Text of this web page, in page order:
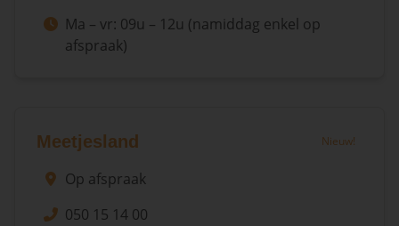
Ma – vr: 09u – 12u (namiddag enkel op
afspraak)
Meetjesland Nieuw!
Op afspraak
050 15 14 00